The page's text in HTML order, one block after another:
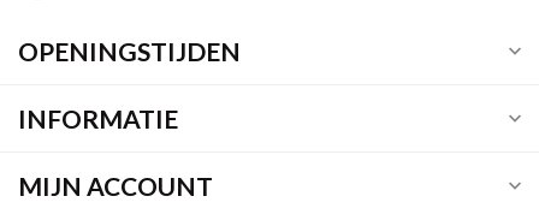
OPENINGSTIJDEN
INFORMATIE
MIJN ACCOUNT